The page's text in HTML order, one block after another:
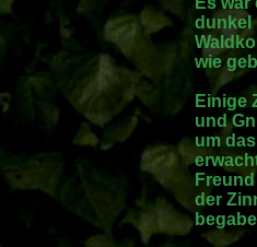
dunkel
wie
Einige
und
um
der